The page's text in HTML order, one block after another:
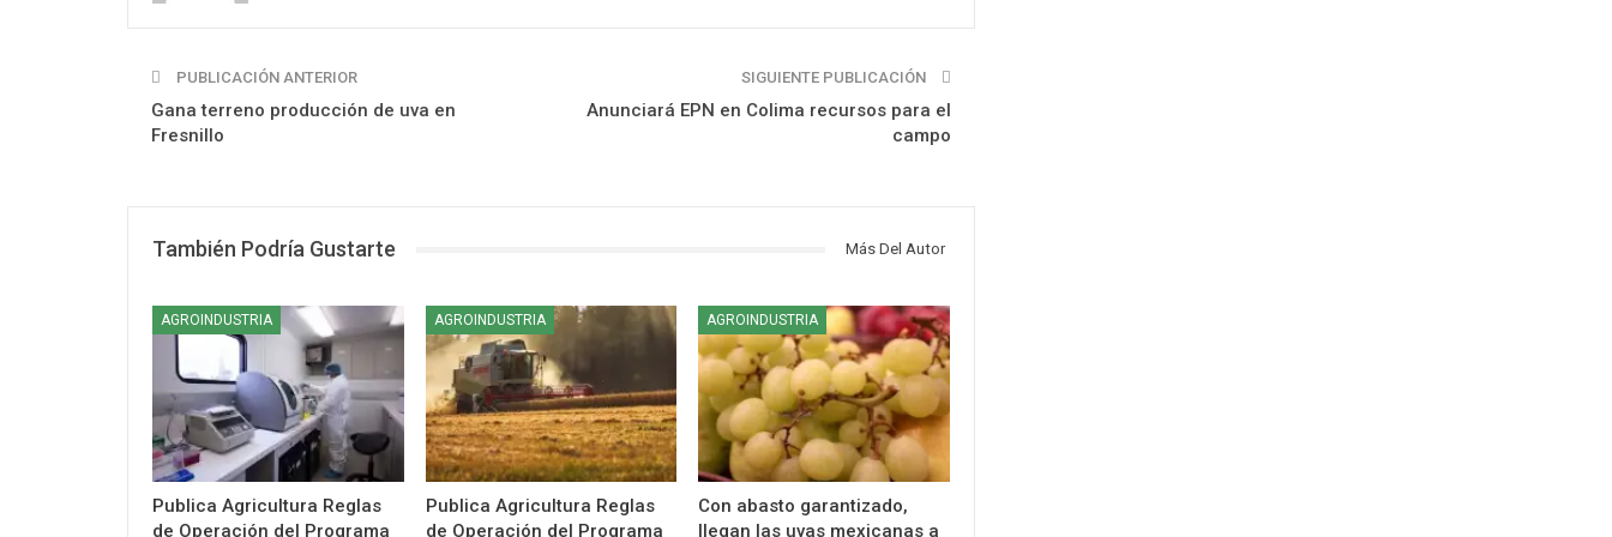
PUBLICACIÓN ANTERIOR
Gana terreno producción de uva en
Fresnillo
SIGUIENTE PUBLICACIÓN
Anunciará EPN en Colima recursos para el
campo
También Podría Gustarte Más Del Autor
AGROINDUSTRIA
Publica Agricultura Reglas
de Operación del Programa
AGROINDUSTRIA
Publica Agricultura Reglas
de Operación del Programa
AGROINDUSTRIA
Con abasto garantizado,
llegan las uvas mexicanas a